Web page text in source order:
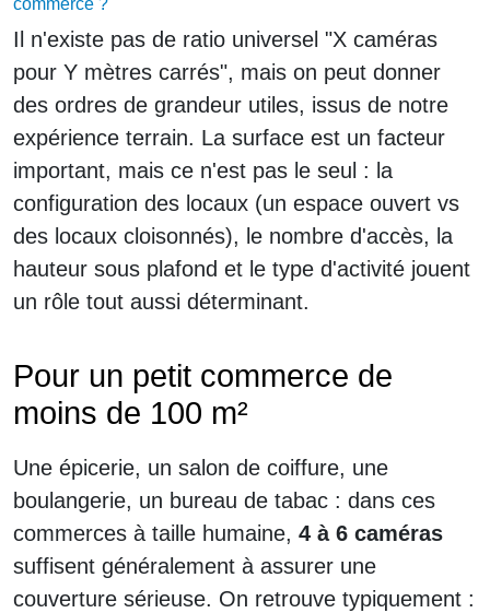
commerce ?
Il n'existe pas de ratio universel "X caméras
pour Y mètres carrés", mais on peut donner
des ordres de grandeur utiles, issus de notre
expérience terrain. La surface est un facteur
important, mais ce n'est pas le seul : la
configuration des locaux (un espace ouvert vs
des locaux cloisonnés), le nombre d'accès, la
hauteur sous plafond et le type d'activité jouent
un rôle tout aussi déterminant.
Pour un petit commerce de
moins de 100 m²
Une épicerie, un salon de coiffure, une
boulangerie, un bureau de tabac : dans ces
commerces à taille humaine, 4 à 6 caméras
suffisent généralement à assurer une
couverture sérieuse. On retrouve typiquement :